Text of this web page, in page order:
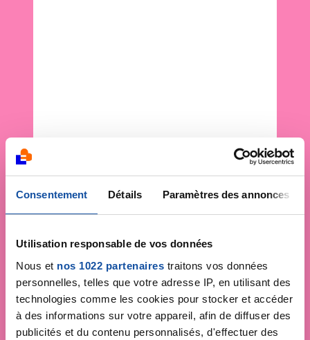
Consentement Détails Paramètres des annonces
Utilisation responsable de vos données
Nous et nos 1022 partenaires traitons vos données
personnelles, telles que votre adresse IP, en utilisant des
technologies comme les cookies pour stocker et accéder
à des informations sur votre appareil, afin de diffuser des
publicités et du contenu personnalisés, d'effectuer des